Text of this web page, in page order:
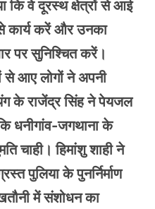
कि वे दूरस्थ क्षेत्रों से आई
कार्य करें और उनका
पर सुनिश्चित करें।
से आए लोगों ने अपनी
के राजेंद्र सिंह ने पेयजल
धनीगांव-जगथाना के
चाही। हिमांशु शाही ने
पुलिया के पुनर्निर्माण
में संशोधन का